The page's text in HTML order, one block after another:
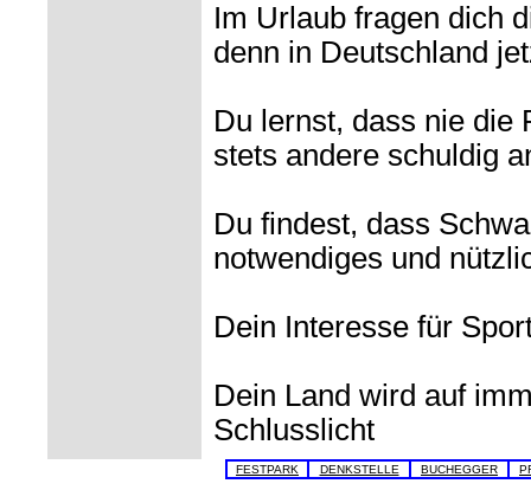
Im Urlaub fragen dich
denn in Deutschland
Du lernst, dass nie die
stets andere schuldig
Du findest, dass
notwendiges und
Dein Interesse für
Dein Land wird auf
Schlusslicht
FESTPARK DENKSTELLE BUCHEGGER